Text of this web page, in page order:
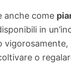
anche come
in
o